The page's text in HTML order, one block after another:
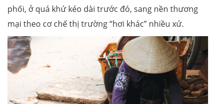
phối, ở quá khứ kéo dài trước đó, sang nền thương
mại theo cơ chế thị trường “hơi khác” nhiều xứ.